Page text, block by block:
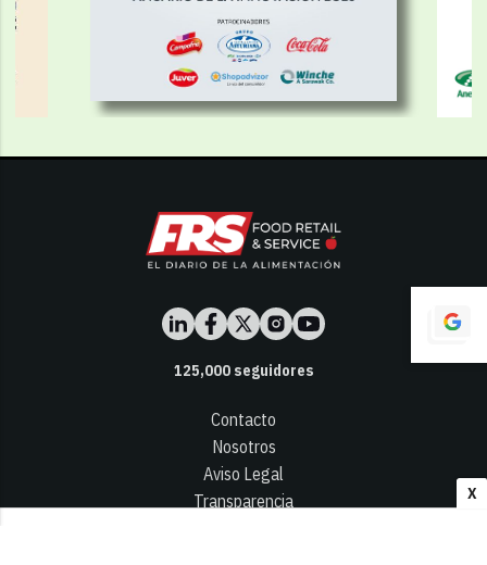
X
125,000seguidores
Contacto
Nosotros
Aviso Legal
Transparencia